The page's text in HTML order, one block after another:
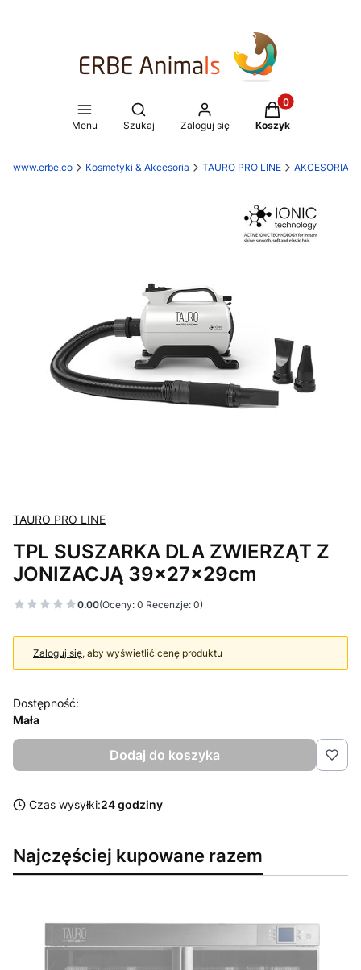
Menu
Otwórz wyszukiwarkę
Szukaj Zaloguj się
Produkty w
Koszyk
www.erbe.co Kosmetyki & Akcesoria TAURO PRO LINE AKCESORIA
TAURO PRO LINE
TPL SUSZARKA DLA ZWIERZĄT Z
JONIZACJĄ 39x27x29cm
0.00(Oceny: 0 Recenzje: 0)
Zaloguj się, aby wyświetlić cenę produktu
Dostępność:
Mała
Dodaj do koszyka
Czas wysyłki:24 godziny
Najczęściej kupowane razem